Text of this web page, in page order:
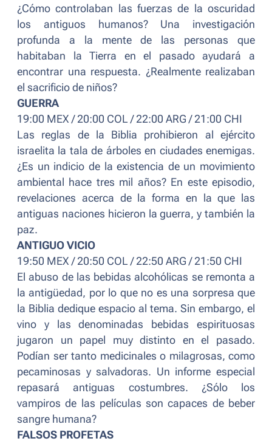
¿Cómo controlaban las fuerzas de la oscuridad
los antiguos humanos? Una investigación
profunda a la mente de las personas que
habitaban la Tierra en el pasado ayudará a
encontrar una respuesta. ¿Realmente realizaban
el sacrificio de niños?
GUERRA
19:00 MEX / 20:00 COL / 22:00 ARG / 21:00 CHI
Las reglas de la Biblia prohibieron al ejército
israelita la tala de árboles en ciudades enemigas.
¿Es un indicio de la existencia de un movimiento
ambiental hace tres mil años? En este episodio,
revelaciones acerca de la forma en la que las
antiguas naciones hicieron la guerra, y también la
paz.
ANTIGUO VICIO
19:50 MEX / 20:50 COL / 22:50 ARG / 21:50 CHI
El abuso de las bebidas alcohólicas se remonta a
la antigüedad, por lo que no es una sorpresa que
la Biblia dedique espacio al tema. Sin embargo, el
vino y las denominadas bebidas espirituosas
jugaron un papel muy distinto en el pasado.
Podían ser tanto medicinales o milagrosas, como
pecaminosas y salvadoras. Un informe especial
repasará antiguas costumbres. ¿Sólo los
vampiros de las películas son capaces de beber
sangre humana?
FALSOS PROFETAS